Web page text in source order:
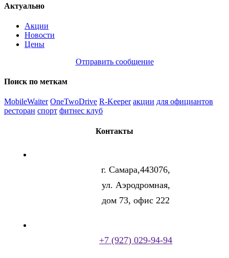
Актуально
Акции
Новости
Цены
Отправить сообщение
Поиск по меткам
MobileWaiter OneTwoDrive R-Keeper акции для официантов
ресторан спорт фитнес клуб
Контакты
г. Самара,443076,
ул. Аэродромная,
дом 73, офис 222
+7 (927) 029-94-94